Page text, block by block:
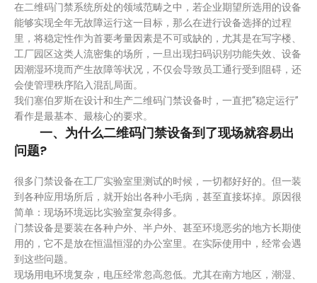
在二维码门禁系统所处的领域范畴之中，若企业期望所选用的设备
能够实现全年无故障运行这一目标，那么在进行设备选择的过程
里，将稳定性作为首要考量因素是不可或缺的，尤其是在写字楼、
工厂园区这类人流密集的场所，一旦出现扫码识别功能失效、设备
因潮湿环境而产生故障等状况，不仅会导致员工通行受到阻碍，还
会使管理秩序陷入混乱局面。
我们塞伯罗斯在设计和生产二维码门禁设备时，一直把“稳定运行”
看作是最基本、最核心的要求。
一、为什么二维码门禁设备到了现场就容易出
问题?
很多门禁设备在工厂实验室里测试的时候，一切都好好的。但一装
到各种应用场所后，就开始出各种小毛病，甚至直接坏掉。原因很
简单：现场环境远比实验室复杂得多。
门禁设备是要装在各种户外、半户外、甚至环境恶劣的地方长期使
用的，它不是放在恒温恒湿的办公室里。在实际使用中，经常会遇
到这些问题。
现场用电环境复杂，电压经常忽高忽低。尤其在南方地区，潮湿、